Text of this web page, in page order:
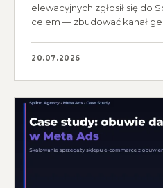
elewacyjnych zgłosił się do
celem — zbudować kanał
20.07.2026